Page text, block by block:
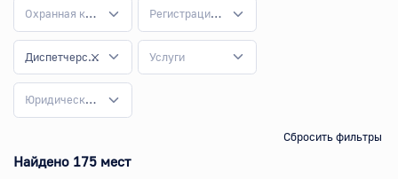
Охранная компания Регистрация юридических лиц и предпринимателей
Диспетчерские службы Услуги
Юридические услуги для бизнеса
Сбросить фильтры
Найдено 175 мест